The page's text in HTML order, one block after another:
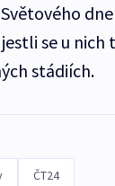
se u
stádiích.
ČT24